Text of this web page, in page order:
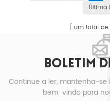
Última
um total de
BOLETIM
Continue a ler, mantenha-
bem-vindo para